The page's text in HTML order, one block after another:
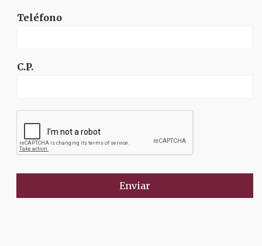
Teléfono
C.P.
Enviar